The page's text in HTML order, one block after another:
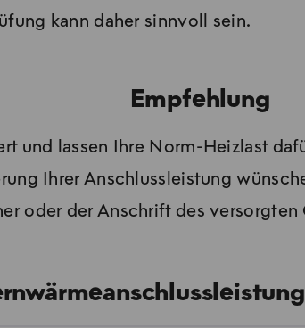
kann daher sinnvoll sein.
Empfehlung
und lassen Ihre Norm-Heizlast
Ihrer Anschlussleistung
oder der Anschrift des versorgten